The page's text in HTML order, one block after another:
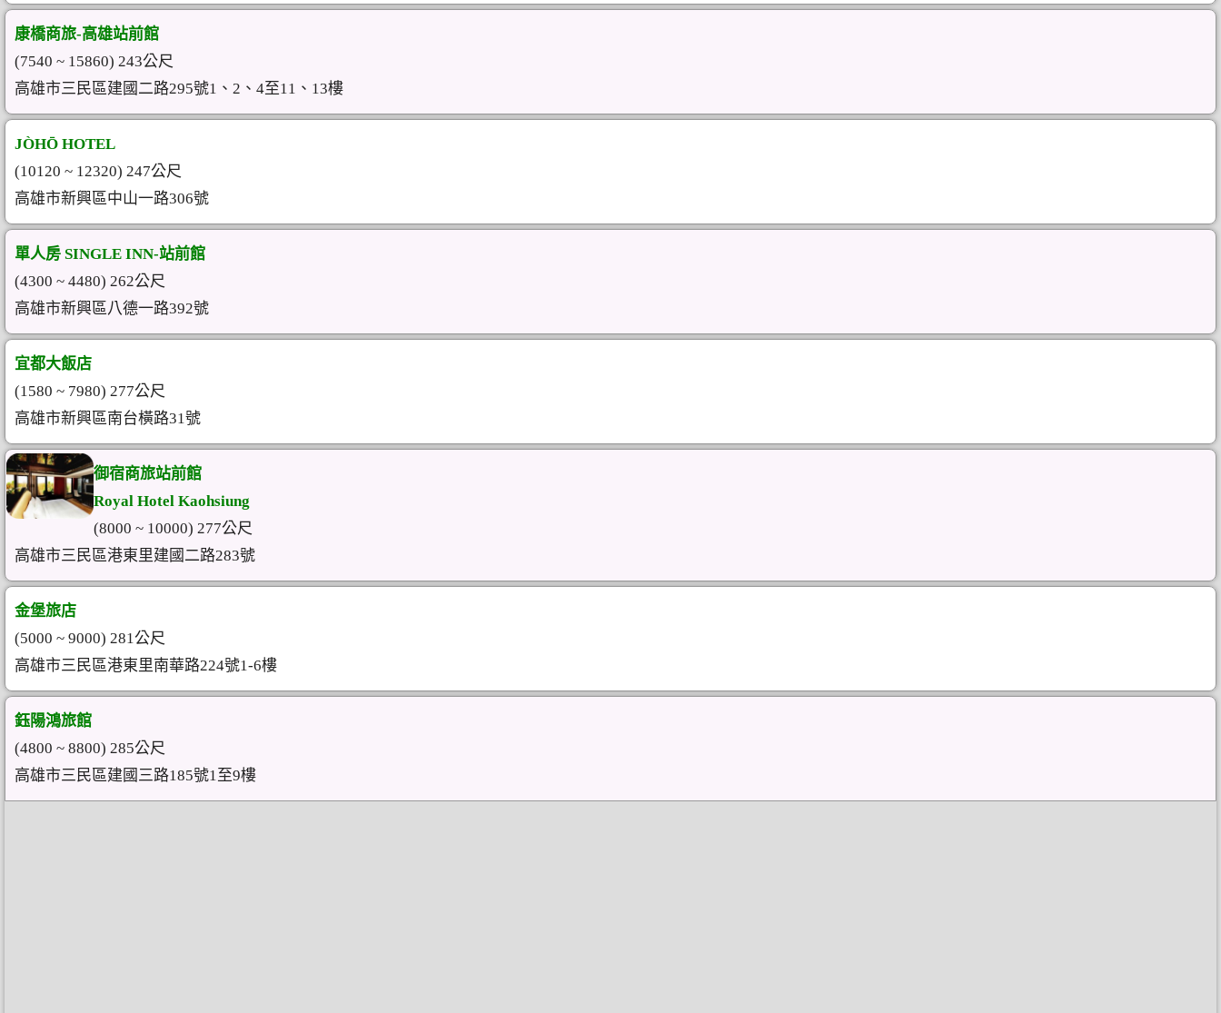
康橋商旅-高雄站前館
(7540 ~ 15860) 243公尺
高雄市三民區建國二路295號1、2、4至11、13樓
JÒHŌ HOTEL
(10120 ~ 12320) 247公尺
高雄市新興區中山一路306號
單人房 SINGLE INN-站前館
(4300 ~ 4480) 262公尺
高雄市新興區八德一路392號
宜都大飯店
(1580 ~ 7980) 277公尺
高雄市新興區南台橫路31號
御宿商旅站前館
Royal Hotel Kaohsiung
(8000 ~ 10000) 277公尺
高雄市三民區港東里建國二路283號
金堡旅店
(5000 ~ 9000) 281公尺
高雄市三民區港東里南華路224號1-6樓
鈺陽鴻旅館
(4800 ~ 8800) 285公尺
高雄市三民區建國三路185號1至9樓